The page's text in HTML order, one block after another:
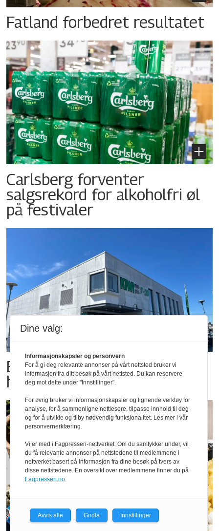
Fatland forbedret resultatet
Carlsberg forventer
salgsrekord for alkoholfri øl
på festivaler
Butikktesten: Slitent, men
hyggelig
Dine valg:
Informasjonskapsler og personvern
For å gi deg relevante annonser på vårt nettsted bruker vi
informasjon fra ditt besøk på vårt nettsted. Du kan reservere
deg mot dette under "Innstillinger".
For øvrig bruker vi informasjonskapsler og lignende verktøy for
analyse, for å sammenligne nettlesere, tilpasse innhold til deg
og for å utvikle og tilby nødvendig funksjonalitet. Les mer i vår
personvernerklæring.
Vi er med i Fagpressen-nettverket. Om du samtykker under, vil
du få relevante annonser på nettstedene til medlemmene i
nettverket basert på informasjon fra dine besøk på tvers av
disse nettstedene. En oversikt over medlemmene finner du på
Fagpressen.no.
Avvis alle Godta Innstillinger